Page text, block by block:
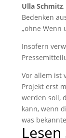
Ulla Schmitz
Bedenken
„ohne Wenn
Insofern
Vor allem ist
Projekt erst
werden soll,
kann, wenn
was